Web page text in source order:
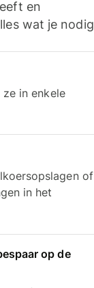
en
wat je nodig
in enkele
of
in het
op de